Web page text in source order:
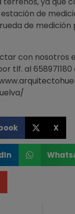
de
de medición
con nosotros
tlf. al
X